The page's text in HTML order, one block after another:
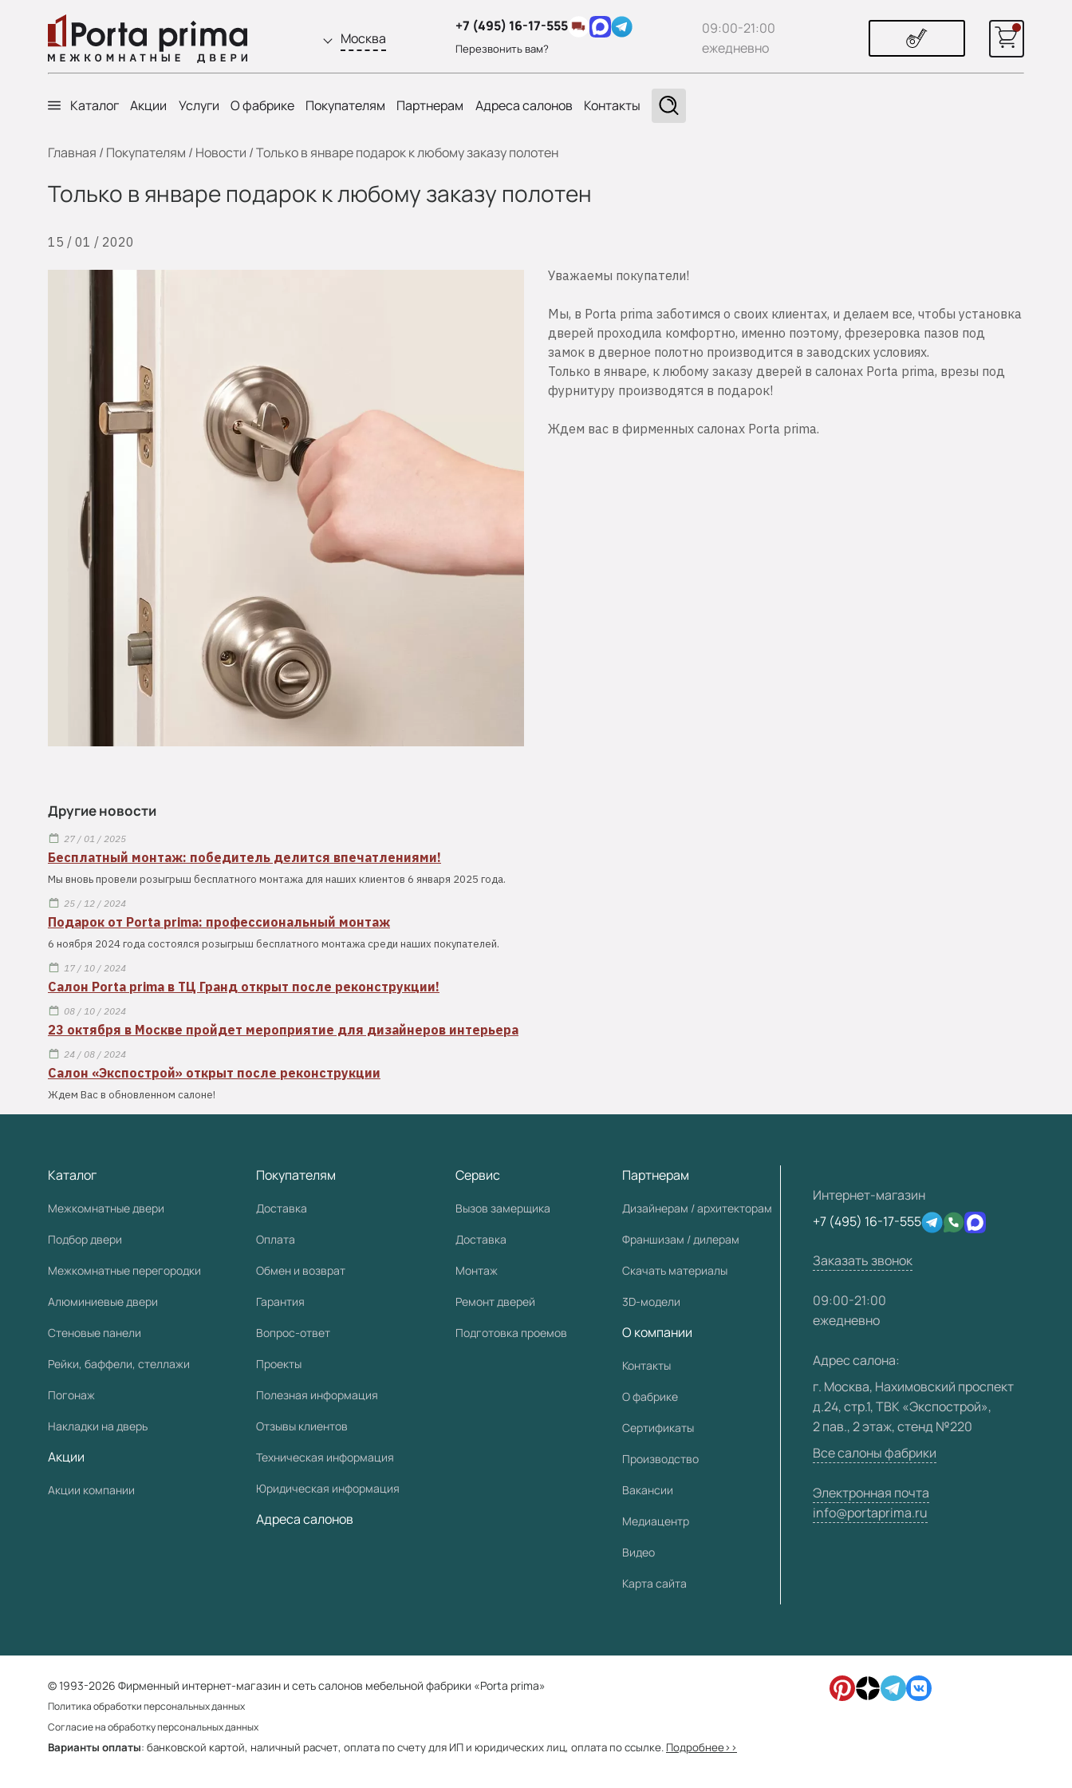
Москва
+7 (495) 16-17-555
Перезвонить вам?
09:00-21:00
ежедневно
Каталог Акции Услуги О фабрике Покупателям Партнерам Адреса салонов Контакты
Главная / Покупателям / Новости /Только в январе подарок к любому заказу полотен
Только в январе подарок к любому заказу полотен
15 / 01 / 2020
Уважаемы покупатели!
Мы, в Porta prima заботимся о своих клиентах, и делаем все, чтобы установка
дверей проходила комфортно, именно поэтому, фрезеровка пазов под
замок в дверное полотно производится в заводских условиях.
Только в январе, к любому заказу дверей в салонах Porta prima, врезы под
фурнитуру производятся в подарок!
Ждем вас в фирменных салонах Porta prima.
Другие новости
27 / 01 / 2025
Бесплатный монтаж: победитель делится впечатлениями!
Мы вновь провели розыгрыш бесплатного монтажа для наших клиентов 6 января 2025 года.
25 / 12 / 2024
Подарок от Porta prima: профессиональный монтаж
6 ноября 2024 года состоялся розыгрыш бесплатного монтажа среди наших покупателей.
17 / 10 / 2024
Салон Porta prima в ТЦ Гранд открыт после реконструкции!
08 / 10 / 2024
23 октября в Москве пройдет мероприятие для дизайнеров интерьера
24 / 08 / 2024
Салон «Экспострой» открыт после реконструкции
Ждем Вас в обновленном салоне!
Каталог
Межкомнатные двери
Подбор двери
Межкомнатные перегородки
Алюминиевые двери
Стеновые панели
Рейки, баффели, стеллажи
Погонаж
Накладки на дверь
Акции
Акции компании
Покупателям
Доставка
Оплата
Обмен и возврат
Гарантия
Вопрос-ответ
Проекты
Полезная информация
Отзывы клиентов
Техническая информация
Юридическая информация
Адреса салонов
Сервис
Вызов замерщика
Доставка
Монтаж
Ремонт дверей
Подготовка проемов
Партнерам
Дизайнерам / архитекторам
Франшизам / дилерам
Скачать материалы
3D-модели
О компании
Контакты
О фабрике
Сертификаты
Производство
Вакансии
Медиацентр
Видео
Карта сайта
Интернет-магазин
+7 (495) 16-17-555
Заказать звонок
09:00-21:00
ежедневно
Адрес салона:
г. Москва, Нахимовский проспект
д.24, стр.1, ТВК «Экспострой»,
2 пав., 2 этаж, стенд №220
Все салоны фабрики
Электронная почта
info@portaprima.ru
© 1993-2026 Фирменный интернет-магазин и сеть салонов мебельной фабрики «Porta prima»
Политика обработки персональных данных
Согласие на обработку персональных данных
Варианты оплаты: банковской картой, наличный расчет, оплата по счету для ИП и юридических лиц, оплата по ссылке. Подробнее>>